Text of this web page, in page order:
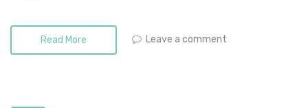
Read More Leave a comment